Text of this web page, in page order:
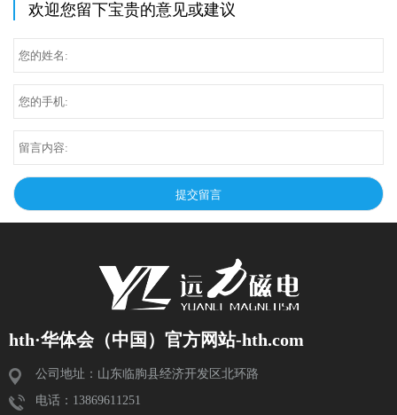
欢迎您留下宝贵的意见或建议
hth·华体会（中国）官方网站-hth.com
公司地址：山东临朐县经济开发区北环路
电话：13869611251